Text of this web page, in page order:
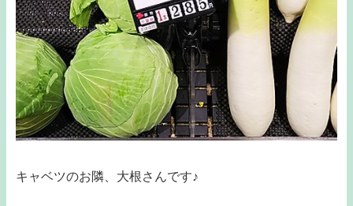
キャベツのお隣、大根さんです♪